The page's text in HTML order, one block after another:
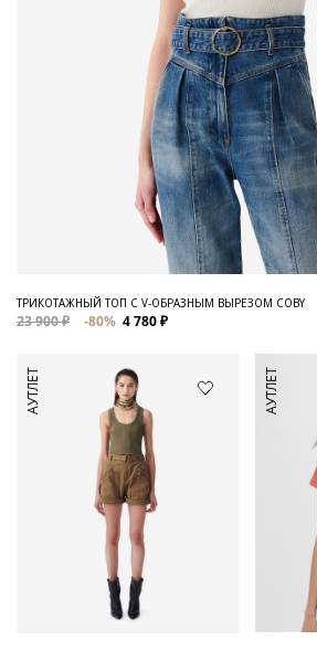
ТРИКОТАЖНЫЙ ТОП С V-ОБРАЗНЫМ ВЫРЕЗОМ COBY
23 900 ₽ -80% 4 780 ₽
АУТЛЕТ АУТЛЕТ